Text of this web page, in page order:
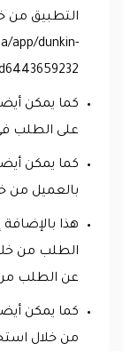
التطبيق من
app/dunkin-
كما يمكن
على الطلب
كما يمكن
بالعميل من
هذا
الطلب من
عن الطلب من
كما يمكن
من خلال